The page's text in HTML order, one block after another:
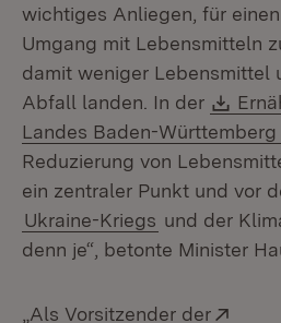
wichtiges Anliegen, für
Umgang mit Lebensmitteln
damit weniger Lebensmittel
Abfall landen. In der
Landes Baden-Württemberg
Reduzierung von
ein zentraler Punkt und vor
Ukraine-Kriegs und der
denn je“, betonte Minister
„Als Vorsitzender der